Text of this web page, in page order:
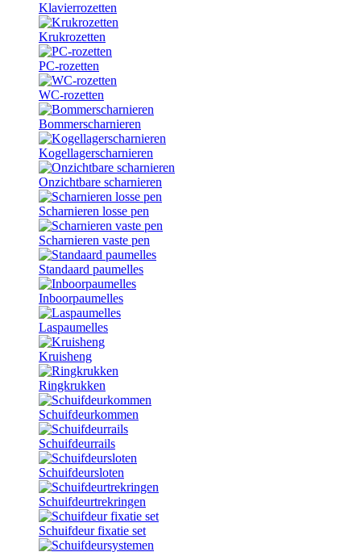
Klavierrozetten
Krukrozetten
PC-rozetten
WC-rozetten
Bommerscharnieren
Kogellagerscharnieren
Onzichtbare scharnieren
Scharnieren losse pen
Scharnieren vaste pen
Standaard paumelles
Inboorpaumelles
Laspaumelles
Kruisheng
Ringkrukken
Schuifdeurkommen
Schuifdeurrails
Schuifdeursloten
Schuifdeurtrekringen
Schuifdeur fixatie set